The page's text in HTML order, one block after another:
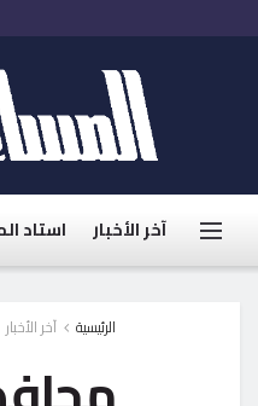
آخر الأخبار استاد
الرئيسية آخر الأخبار